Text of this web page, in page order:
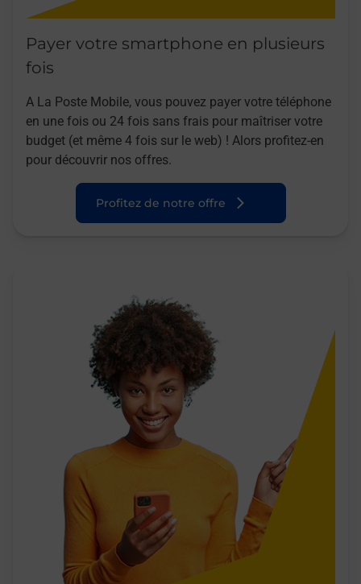
Payer votre smartphone en plusieurs
fois
A La Poste Mobile, vous pouvez payer votre téléphone
en une fois ou 24 fois sans frais pour maîtriser votre
budget (et même 4 fois sur le web) ! Alors profitez-en
pour découvrir nos offres.
Profitez de notre offre